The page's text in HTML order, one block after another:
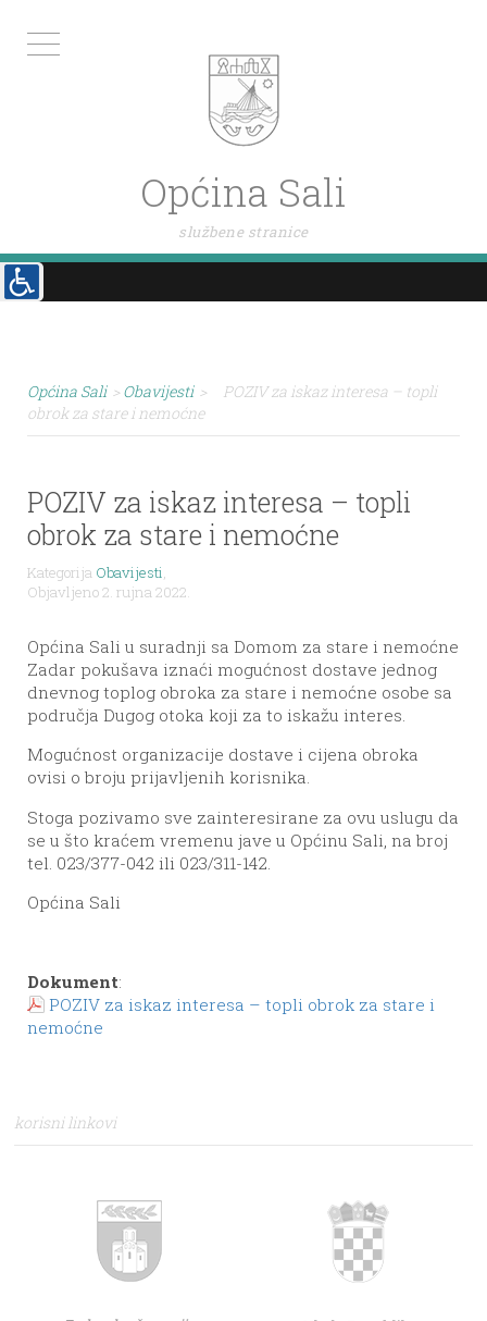
Općina Sali
službene stranice
Općina Sali > Obavijesti >
POZIV za iskaz interesa – topli
obrok za stare i nemoćne
POZIV za iskaz interesa – topli
obrok za stare i nemoćne
Kategorija Obavijesti,
Objavljeno 2. rujna 2022.
Općina Sali u suradnji sa Domom za stare i nemoćne
Zadar pokušava iznaći mogućnost dostave jednog
dnevnog toplog obroka za stare i nemoćne osobe sa
područja Dugog otoka koji za to iskažu interes.
Mogućnost organizacije dostave i cijena obroka
ovisi o broju prijavljenih korisnika.
Stoga pozivamo sve zainteresirane za ovu uslugu da
se u što kraćem vremenu jave u Općinu Sali, na broj
tel. 023/377-042 ili 023/311-142.
Općina Sali
Dokument:
POZIV za iskaz interesa – topli obrok za stare i
nemoćne
korisni linkovi